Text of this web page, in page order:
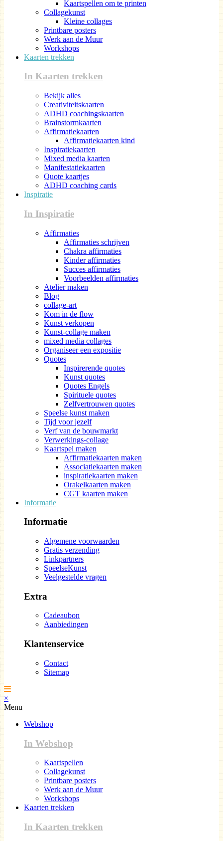
Kaartspellen om te printen
Collagekunst
Kleine collages
Printbare posters
Werk aan de Muur
Workshops
Kaarten trekken
In Kaarten trekken
Bekijk alles
Creativiteitskaarten
ADHD coachingskaarten
Brainstormkaarten
Affirmatiekaarten
Affirmatiekaarten kind
Inspiratiekaarten
Mixed media kaarten
Manifestatiekaarten
Quote kaartjes
ADHD coaching cards
Inspiratie
In Inspiratie
Affirmaties
Affirmaties schrijven
Chakra affirmaties
Kinder affirmaties
Succes affirmaties
Voorbeelden affirmaties
Atelier maken
Blog
collage-art
Kom in de flow
Kunst verkopen
Kunst-collage maken
mixed media collages
Organiseer een expositie
Quotes
Inspirerende quotes
Kunst quotes
Quotes Engels
Spirituele quotes
Zelfvertrouwen quotes
Speelse kunst maken
Tijd voor jezelf
Verf van de bouwmarkt
Verwerkings-collage
Kaartspel maken
Affirmatiekaarten maken
Associatiekaarten maken
inspiratiekaarten maken
Orakelkaarten maken
CGT kaarten maken
Informatie
Informatie
Algemene voorwaarden
Gratis verzending
Linkpartners
SpeelseKunst
Veelgestelde vragen
Extra
Cadeaubon
Aanbiedingen
Klantenservice
Contact
Sitemap
×
Menu
Webshop
In Webshop
Kaartspellen
Collagekunst
Printbare posters
Werk aan de Muur
Workshops
Kaarten trekken
In Kaarten trekken